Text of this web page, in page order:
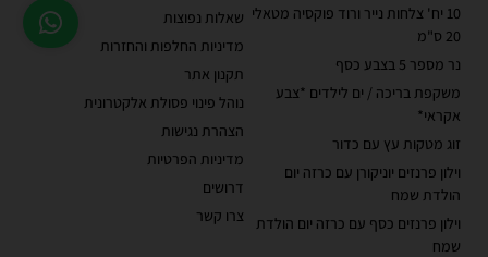
10 יח' צלחות נייר ורוד פוקסיה מטאלי
20 ס"מ
נר מספר 5 בצבע כסף
משקפת בריכה / ים לילדים *צבע
אקראי*
זוג מטקות עץ עם כדור
וילון פרנזים יוניקורן עם כרזה יום
הולדת שמח
וילון פרנזים כסף עם כרזה יום הולדת
שמח
שאלות נפוצות
מדיניות החלפות והחזרות
תקנון אתר
נוהל פינוי פסולת אלקטרונית
הצהרת נגישות
מדיניות הפרטיות
דרושים
צרו קשר